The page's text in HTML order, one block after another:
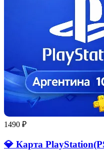
1490 ₽
💎 Карта